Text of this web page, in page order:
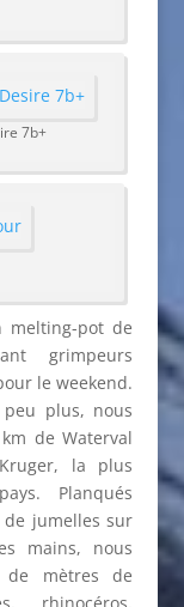
7b+
melting-pot de
grimpeurs
le weekend.
plus, nous
de Waterval
la plus
Planqués
jumelles sur
mains, nous
mètres de